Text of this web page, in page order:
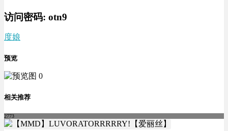
访问密码: otn9
度娘
预览
相关推荐
2773